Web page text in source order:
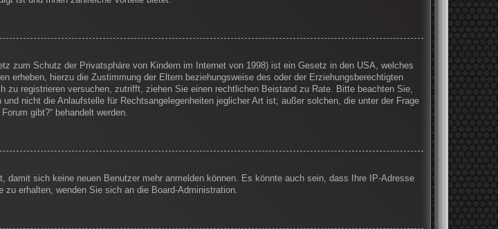
zum Schutz der Privatsphäre von Kindern im Internet von 1998) ist ein Gesetz in den USA, welches
erheben, hierzu die Zustimmung der Eltern beziehungsweise des oder der Erziehungsberechtigten
registrieren versuchen, zutrifft, ziehen Sie einen rechtlichen Beistand zu Rate. Bitte beachten Sie,
nicht die Anlaufstelle für Rechtsangelegenheiten jeglicher Art ist; außer solchen, die unter der Frage
gibt?“ behandelt werden.
sich keine neuen Benutzer mehr anmelden können. Es könnte auch sein, dass Ihre IP-Adresse
erhalten, wenden Sie sich an die Board-Administration.